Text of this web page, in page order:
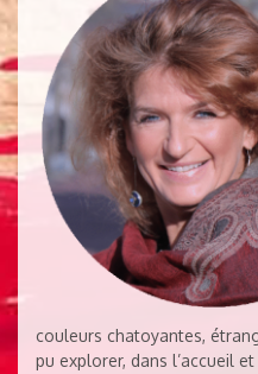
couleurs chatoyantes,
pu explorer, dans l’accueil